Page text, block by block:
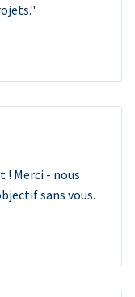
! Merci - nous
sans vous.